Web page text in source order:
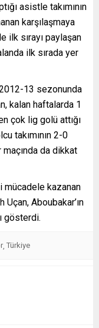
asistle takımının
karşılaşmaya
ilk sırayı paylaşan
ilk sırada yer
13 sezonunda
kalan haftalarda 1
çok lig golü attığı
takımının 2-0
da dikkat
mücadele kazanan
Aboubakar’ın
gösterdi.
Türkiye